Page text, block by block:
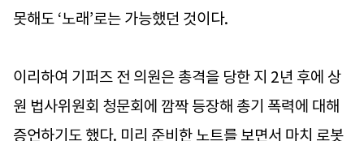
못해도 ‘노래’로는 가능했던 것이다.
이리하여 기퍼즈 전 의원은 총격을 당한 지 2년 후에 상
원 법사위원회 청문회에 깜짝 등장해 총기 폭력에 대해
증언하기도 했다. 미리 준비한 노트를 보면서 마치 로봇